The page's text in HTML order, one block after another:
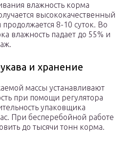
влажность корма
высококачественный
8-10 суток. Во
влажность падает до 55% и
и хранение
массы устанавливают
при помощи регулятора
упаковщика
При бесперебойной работе
до тысячи тонн корма.